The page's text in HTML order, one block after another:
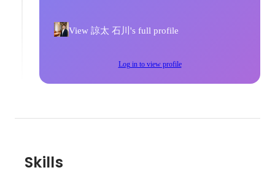
View 諒太 石川's full profile
Log in to view profile
Skills